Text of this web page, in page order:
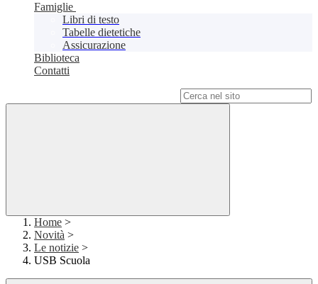
Famiglie
Libri di testo
Tabelle dietetiche
Assicurazione
Biblioteca
Contatti
Home >
Novità >
Le notizie >
USB Scuola